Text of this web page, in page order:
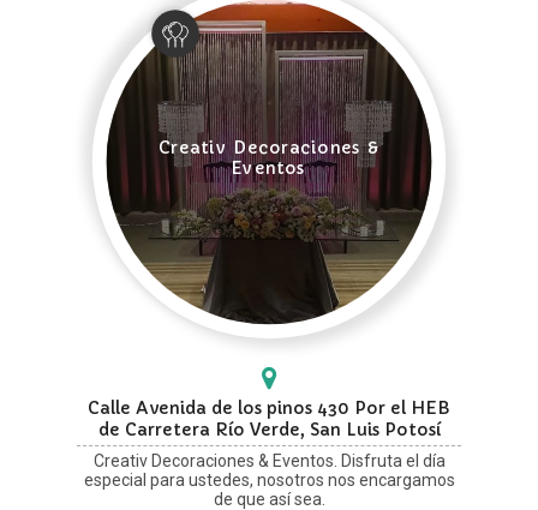
Creativ Decoraciones &
Eventos
Calle Avenida de los pinos 430 Por el HEB
de Carretera Río Verde, San Luis Potosí
Creativ Decoraciones & Eventos. Disfruta el día
especial para ustedes, nosotros nos encargamos
de que así sea.